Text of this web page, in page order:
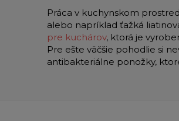
Práca v kuchynskom
alebo napríklad ťažká
pre kuchárov, ktorá je
Pre ešte väčšie pohodlie si
antibakteriálne ponožky,